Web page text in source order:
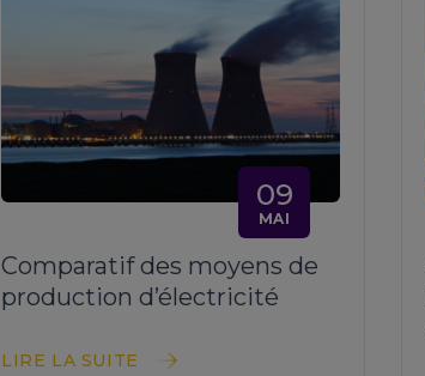
09
MAI
Comparatif des moyens de
production d’électricité
LIRE LA SUITE